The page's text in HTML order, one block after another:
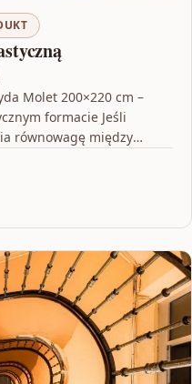
Molet 200×220 cm –
formacie Jeśli
równowagę między